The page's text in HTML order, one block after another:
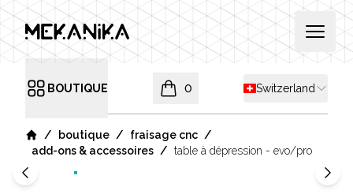
MEKANIKA Open
Open menu
BOUTIQUE Shipping country
Switzerland
0
items in cart, view bag
Home
/ boutique / fraisage cnc /
add-ons & accessoires / table à dépression - evo/pro